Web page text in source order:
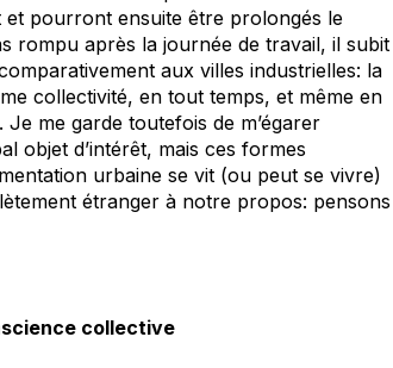
pourront ensuite être prolongés le
rompu après la journée de travail, il subit
aux villes industrielles: la
collectivité, en tout temps, et même en
me garde toutefois de m’égarer
objet d’intérêt, mais ces formes
urbaine se vit (ou peut se vivre)
étranger à notre propos: pensons
collective